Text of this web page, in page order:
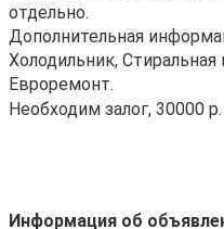
отдельно.
Дополнительная
Холодильник,
Евроремонт.
Необходим залог, 30000 р.
Информация об